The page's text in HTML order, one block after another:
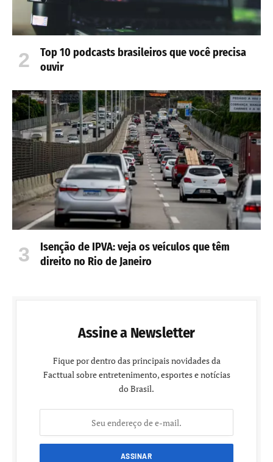
Top 10 podcasts brasileiros que você precisa
ouvir
Isenção de IPVA: veja os veículos que têm
direito no Rio de Janeiro
Assine a Newsletter
Fique por dentro das principais novidades da
Facttual sobre entretenimento, esportes e notícias
do Brasil.